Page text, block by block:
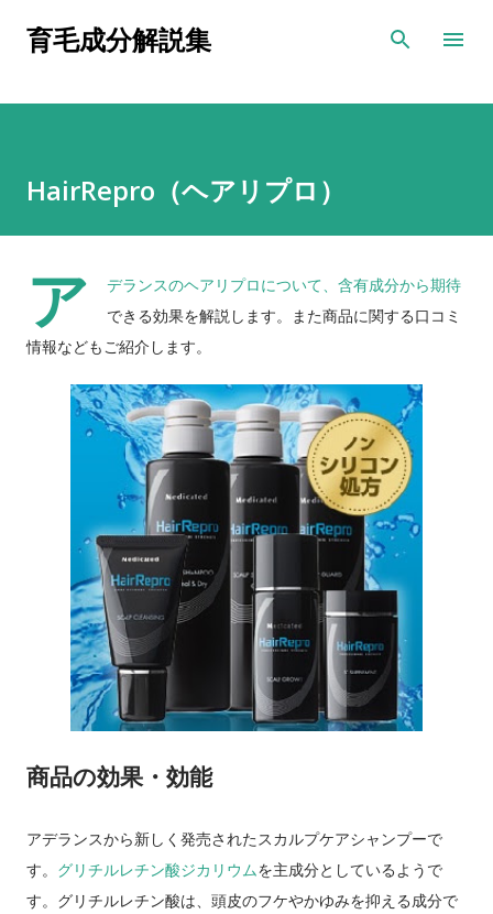
スキップしてメイン コンテンツに移動
育毛成分解説集
HairRepro（ヘアリプロ）
ア
デランスのヘアリプロについて、含有成分から期待
できる効果を解説します。また商品に関する口コミ
情報などもご紹介します。
商品の効果・効能
アデランスから新しく発売されたスカルプケアシャンプーで
す。 グリチルレチン酸ジカリウムを主成分としているようで
す。グリチルレチン酸は、頭皮のフケやかゆみを抑える成分で